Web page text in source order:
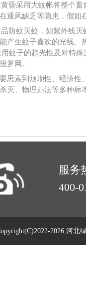
采用大蚊帐将整个畜
通风缺乏等隐患，假
蚊灭蚊，如紫外线灭
产生蚊子喜欢的光线
蚊子的趋光性及对特
罗网。
索到烦琐性、经济性
灭、物理办法等多种
服务
400-
2026 河